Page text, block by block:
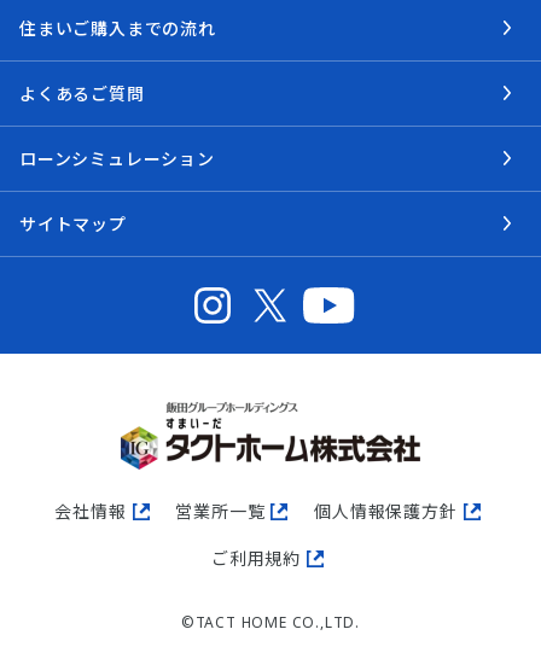
住まいご購入までの流れ
よくあるご質問
ローンシミュレーション
サイトマップ
会社情報 営業所一覧 個人情報保護方針
ご利用規約
©TACT HOME CO.,LTD.